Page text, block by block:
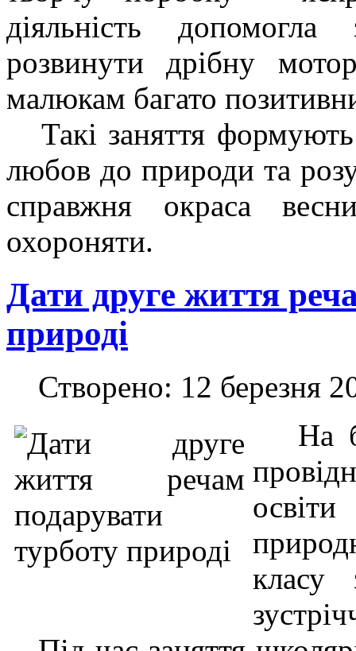
діяльність
розвинути дрібну
малюкам багато
Такі заняття формують
любов до природи та
справжня окраса
охороняти.
Дати друге життя
природі
Створено: 12 березня
На
класу